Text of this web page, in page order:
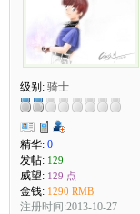
级别: 骑士
精华: 0
发帖: 129
威望: 129 点
金钱: 1290 RMB
注册时间:2013-10-27